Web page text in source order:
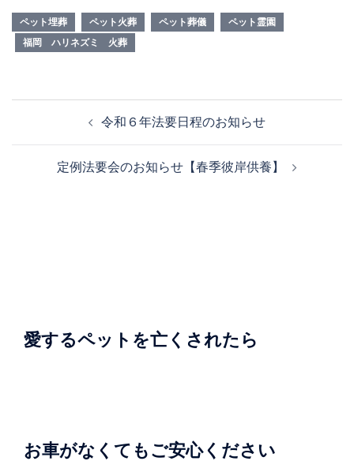
ペット埋葬 ペット火葬 ペット葬儀
ペット霊園
福岡 ハリネズミ 火葬
令和６年法要日程のお知らせ
定例法要会のお知らせ【春季彼岸供養】
愛するペットを亡くされたら
お車がなくてもご安心ください